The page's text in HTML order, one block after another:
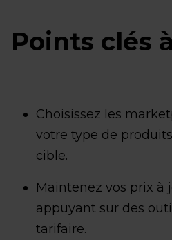
Points clés
Choisissez les
votre type de
cible.
Maintenez vos prix à
appuyant sur des
tarifaire.